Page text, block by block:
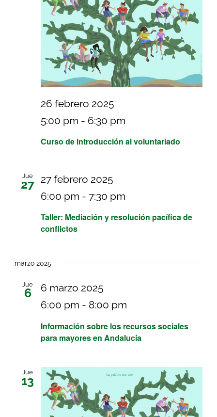
Curso de introducción al voluntariado
26 febrero 2025
5:00 pm - 6:30 pm
Jue
27
Taller: Mediación y resolución pacífica de
conflictos
27 febrero 2025
6:00 pm - 7:30 pm
marzo 2025
Jue
6
Información sobre los recursos sociales
para mayores en Andalucía
6 marzo 2025
6:00 pm - 8:00 pm
Jue
13